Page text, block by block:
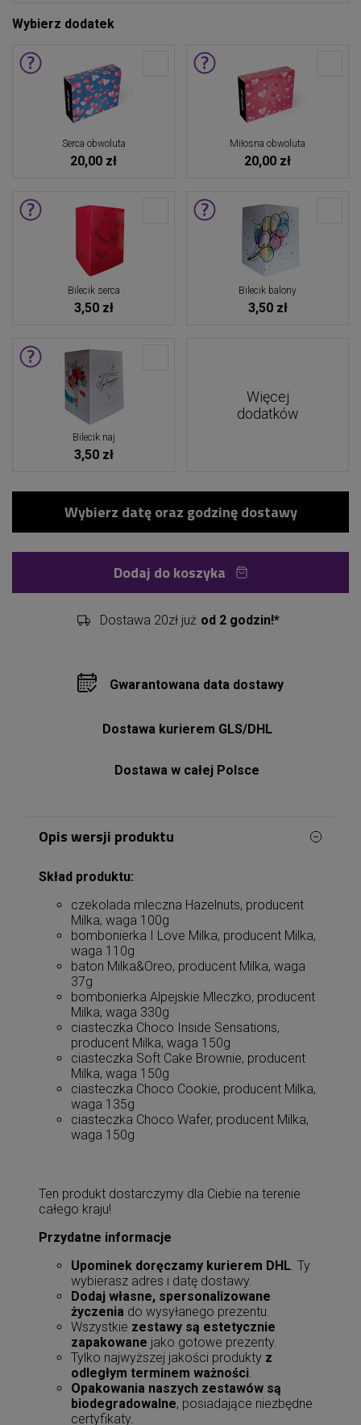
Wybierz dodatek
Serca obwoluta
20,00 zł
Miłosna obwoluta
20,00 zł
Bilecik serca
3,50 zł
Bilecik balony
3,50 zł
Bilecik naj
3,50 zł
Więcej
dodatków
Dodaj do koszyka
Dostawa 20zł już od 2 godzin!*
Gwarantowana data dostawy
Dostawa kurierem GLS/DHL
Dostawa w całej Polsce
Opis wersji produktu
Skład produktu:
czekolada mleczna Hazelnuts, producent
Milka, waga 100g
bombonierka I Love Milka, producent Milka,
waga 110g
baton Milka&Oreo, producent Milka, waga
37g
bombonierka Alpejskie Mleczko, producent
Milka, waga 330g
ciasteczka Choco Inside Sensations,
producent Milka, waga 150g
ciasteczka Soft Cake Brownie, producent
Milka, waga 150g
ciasteczka Choco Cookie, producent Milka,
waga 135g
ciasteczka Choco Wafer, producent Milka,
waga 150g
Ten produkt dostarczymy dla Ciebie na terenie
całego kraju!
Przydatne informacje
Upominek doręczamy kurierem DHL. Ty
wybierasz adres i datę dostawy.
Dodaj własne, spersonalizowane
życzenia do wysyłanego prezentu.
Wszystkie zestawy są estetycznie
zapakowane jako gotowe prezenty.
Tylko najwyższej jakości produkty z
odległym terminem ważności.
Opakowania naszych zestawów są
biodegradowalne, posiadające niezbędne
certyfikaty.